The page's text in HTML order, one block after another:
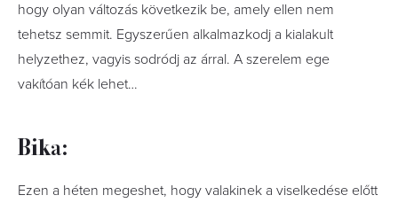
hogy olyan változás következik be, amely ellen nem
tehetsz semmit. Egyszerűen alkalmazkodj a kialakult
helyzethez, vagyis sodródj az árral. A szerelem ege
vakítóan kék lehet…
Bika:
Ezen a héten megeshet, hogy valakinek a viselkedése előtt